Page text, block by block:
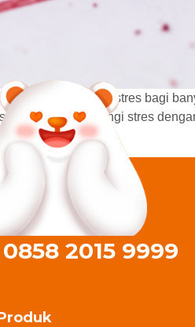
menjadi sumber stres bagi
Yuk, mulai kurangi stres
0858 2015 9999